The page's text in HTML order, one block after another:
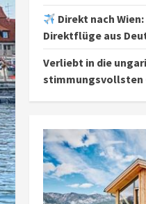
Direkt nach
Direktflüge aus
Verliebt in die
stimmungsvollsten